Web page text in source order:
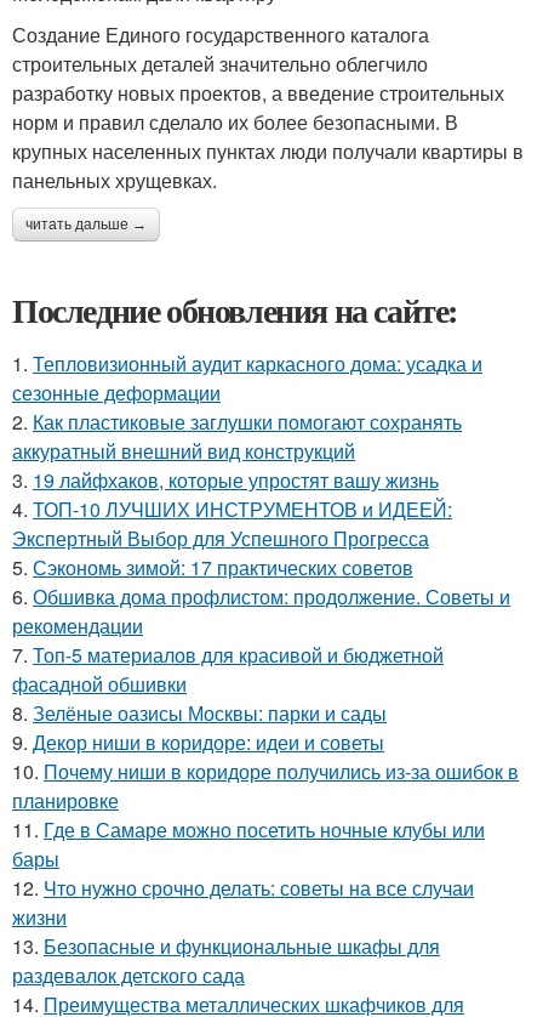
Создание Единого государственного каталога
строительных деталей значительно облегчило
разработку новых проектов, а введение строительных
норм и правил сделало их более безопасными. В
крупных населенных пунктах люди получали квартиры в
панельных хрущевках.
читать дальше →
Последние обновления на сайте:
1. Тепловизионный аудит каркасного дома: усадка и
сезонные деформации
2. Как пластиковые заглушки помогают сохранять
аккуратный внешний вид конструкций
3. 19 лайфхаков, которые упростят вашу жизнь
4. ТОП-10 ЛУЧШИХ ИНСТРУМЕНТОВ и ИДЕЕЙ:
Экспертный Выбор для Успешного Прогресса
5. Сэкономь зимой: 17 практических советов
6. Обшивка дома профлистом: продолжение. Советы и
рекомендации
7. Топ-5 материалов для красивой и бюджетной
фасадной обшивки
8. Зелёные оазисы Москвы: парки и сады
9. Декор ниши в коридоре: идеи и советы
10. Почему ниши в коридоре получились из-за ошибок в
планировке
11. Где в Самаре можно посетить ночные клубы или
бары
12. Что нужно срочно делать: советы на все случаи
жизни
13. Безопасные и функциональные шкафы для
раздевалок детского сада
14. Преимущества металлических шкафчиков для